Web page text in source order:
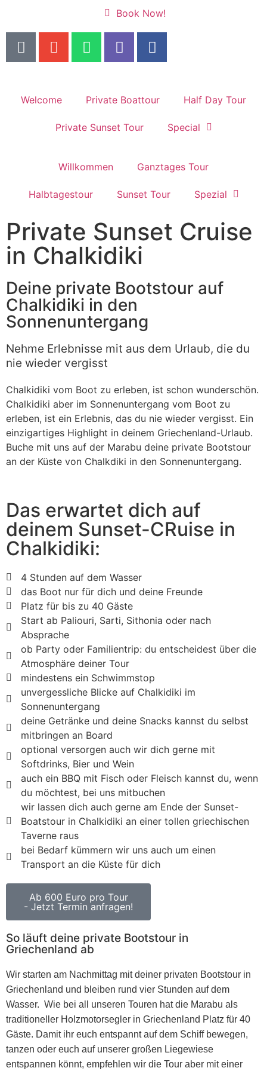
Book Now!
Welcome Private Boattour Half Day Tour
Private Sunset Tour Special
Willkommen Ganztages Tour
Halbtagestour Sunset Tour Spezial
Private Sunset Cruise
in Chalkidiki
Deine private Bootstour auf
Chalkidiki in den
Sonnenuntergang
Nehme Erlebnisse mit aus dem Urlaub, die du
nie wieder vergisst
Chalkidiki vom Boot zu erleben, ist schon wunderschön.
Chalkidiki aber im Sonnenuntergang vom Boot zu
erleben, ist ein Erlebnis, das du nie wieder vergisst. Ein
einzigartiges Highlight in deinem Griechenland-Urlaub.
Buche mit uns auf der Marabu deine private Bootstour
an der Küste von Chalkdiki in den Sonnenuntergang.
Das erwartet dich auf
deinem Sunset-CRuise in
Chalkidiki:
4 Stunden auf dem Wasser
das Boot nur für dich und deine Freunde
Platz für bis zu 40 Gäste
Start ab Paliouri, Sarti, Sithonia oder nach
Absprache
ob Party oder Familientrip: du entscheidest über die
Atmosphäre deiner Tour
mindestens ein Schwimmstop
unvergessliche Blicke auf Chalkidiki im
Sonnenuntergang
deine Getränke und deine Snacks kannst du selbst
mitbringen an Board
optional versorgen auch wir dich gerne mit
Softdrinks, Bier und Wein
auch ein BBQ mit Fisch oder Fleisch kannst du, wenn
du möchtest, bei uns mitbuchen
wir lassen dich auch gerne am Ende der Sunset-
Boatstour in Chalkidiki an einer tollen griechischen
Taverne raus
bei Bedarf kümmern wir uns auch um einen
Transport an die Küste für dich
Ab 600 Euro pro Tour
- Jetzt Termin anfragen!
So läuft deine private Bootstour in
Griechenland ab
Wir starten am Nachmittag mit deiner privaten Bootstour in
Griechenland und bleiben rund vier Stunden auf dem
Wasser. Wie bei all unseren Touren hat die Marabu als
traditioneller Holzmotorsegler in Griechenland Platz für 40
Gäste. Damit ihr euch entspannt auf dem Schiff bewegen,
tanzen oder euch auf unserer großen Liegewiese
entspannen könnt, empfehlen wir die Tour aber mit einer